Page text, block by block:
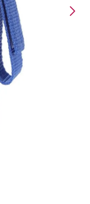
είδος με τη
στο καλάθι, αν
σήμανση.